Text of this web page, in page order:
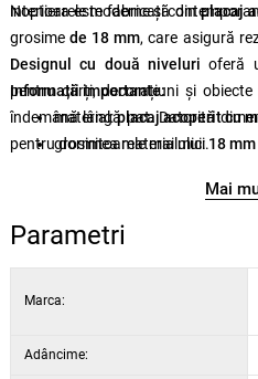
interioarele moderne și
Noptiera este fabricată dinplacaj
grosime de 18 mm, care asigură
Designul cu două niveluri oferă
pentru cărți, decorațiuni și
îndemână lângă pat. Datorită
pentru dormitoarele mai mici.
Informații importante:
material:placaj acoperit cu
grosimea materialului:18 mm
două niveluri Mai
Parametri
Marca:
Adâncime: